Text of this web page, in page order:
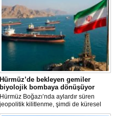
Hürmüz’de bekleyen gemiler
biyolojik bombaya dönüşüyor
Hürmüz Boğazı’nda aylardır süren
jeopolitik kilitlenme, şimdi de küresel
ölçekte bir çevre felaketinin kapısını